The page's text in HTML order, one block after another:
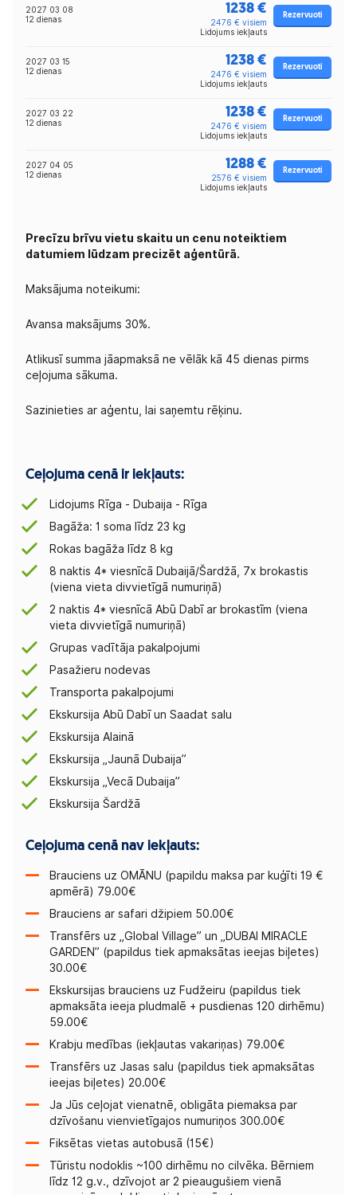
2027 03 08
12 dienas
1238 €
2476 € visiem
Lidojums iekļauts
Rezervuoti
2027 03 15
12 dienas
1238 €
2476 € visiem
Lidojums iekļauts
Rezervuoti
2027 03 22
12 dienas
1238 €
2476 € visiem
Lidojums iekļauts
Rezervuoti
2027 04 05
12 dienas
1288 €
2576 € visiem
Lidojums iekļauts
Rezervuoti
Precīzu brīvu vietu skaitu un cenu noteiktiem
datumiem lūdzam precizēt aģentūrā.
Maksājuma noteikumi:
Avansa maksājums 30%.
Atlikusī summa jāapmaksā ne vēlāk kā 45 dienas pirms
ceļojuma sākuma.
Sazinieties ar aģentu, lai saņemtu rēķinu.
Ceļojuma cenā ir iekļauts:
Lidojums Rīga - Dubaija - Rīga
Bagāža: 1 soma līdz 23 kg
Rokas bagāža līdz 8 kg
8 naktis 4* viesnīcā Dubaijā/Šardžā, 7x brokastis
(viena vieta divvietīgā numuriņā)
2 naktis 4* viesnīcā Abū Dabī ar brokastīm (viena
vieta divvietīgā numuriņā)
Grupas vadītāja pakalpojumi
Pasažieru nodevas
Transporta pakalpojumi
Ekskursija Abū Dabī un Saadat salu
Ekskursija Alainā
Ekskursija „Jaunā Dubaija”
Ekskursija „Vecā Dubaija”
Ekskursija Šardžā
Ceļojuma cenā nav iekļauts:
Brauciens uz OMĀNU (papildu maksa par kuģīti 19 €
apmērā) 79.00€
Brauciens ar safari džipiem 50.00€
Transfērs uz „Global Village” un „DUBAI MIRACLE
GARDEN” (papildus tiek apmaksātas ieejas biļetes)
30.00€
Ekskursijas brauciens uz Fudžeiru (papildus tiek
apmaksāta ieeja pludmalē + pusdienas 120 dirhēmu)
59.00€
Krabju medības (iekļautas vakariņas) 79.00€
Transfērs uz Jasas salu (papildus tiek apmaksātas
ieejas biļetes) 20.00€
Ja Jūs ceļojat vienatnē, obligāta piemaksa par
dzīvošanu vienvietīgajos numuriņos 300.00€
Fiksētas vietas autobusā (15€)
Tūristu nodoklis ~100 dirhēmu no cilvēka. Bērniem
līdz 12 g.v., dzīvojot ar 2 pieaugušiem vienā